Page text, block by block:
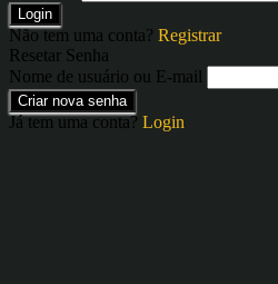
Login
Não tem uma conta? Registrar
Resetar Senha
Nome de usuário ou E-mail
Criar nova senha
Já tem uma conta? Login